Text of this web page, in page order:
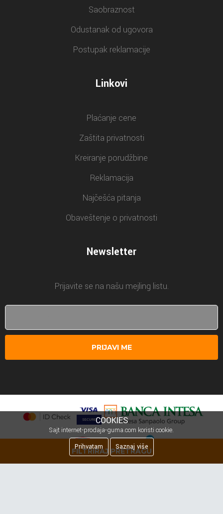
FILTRIRAJ PRETRAGU
Saobraznost
Odustanak od ugovora
Postupak reklamacije
Linkovi
Plaćanje cene
Zaštita privatnosti
Kreiranje porudžbine
Reklamacija
Najčešća pitanja
Obaveštenje o privatnosti
Newsletter
Prijavite se na našu mejling listu.
PRIJAVI ME
COOKIES
Sajt internet-prodaja-guma.com koristi cookie.
Prihvatam
Saznaj više